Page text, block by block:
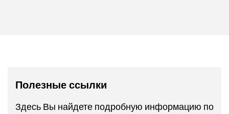
Полезные ссылки
Здесь Вы найдете подробную информацию по